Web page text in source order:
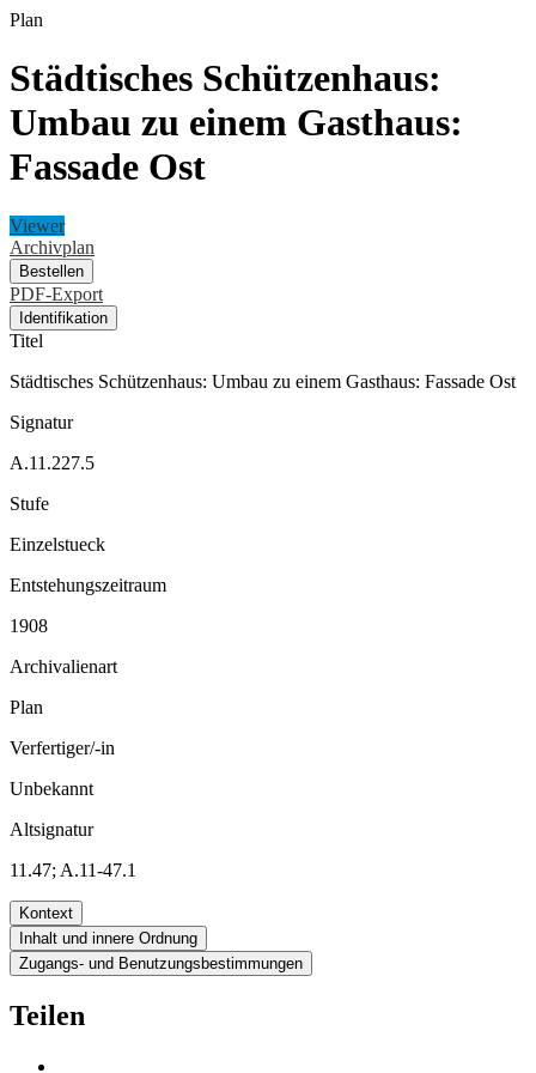
Plan
Städtisches Schützenhaus:
Umbau zu einem Gasthaus:
Fassade Ost
Viewer
Archivplan
Bestellen
PDF-Export
Identifikation
Titel
Städtisches Schützenhaus: Umbau zu einem Gasthaus: Fassade Ost
Signatur
A.11.227.5
Stufe
Einzelstueck
Entstehungszeitraum
1908
Archivalienart
Plan
Verfertiger/-in
Unbekannt
Altsignatur
11.47; A.11-47.1
Kontext
Inhalt und innere Ordnung
Zugangs- und Benutzungsbestimmungen
Teilen